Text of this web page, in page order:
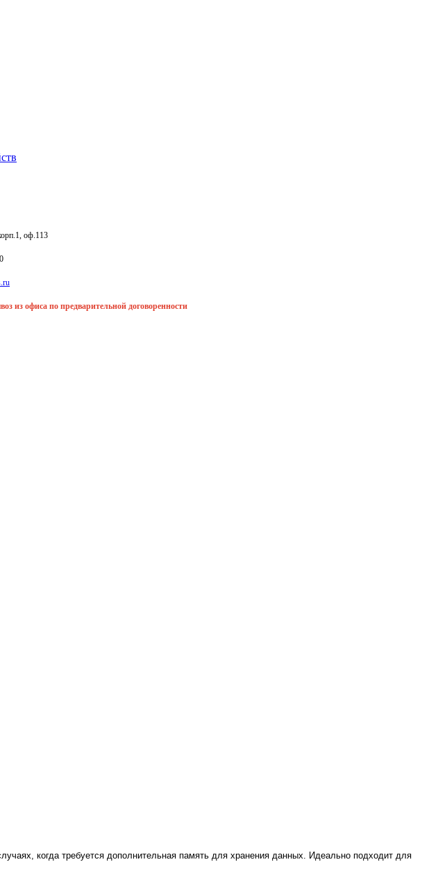
оф.113
из офиса по предварительной договоренности
когда требуется дополнительная память для хранения данных. Идеально подходит для